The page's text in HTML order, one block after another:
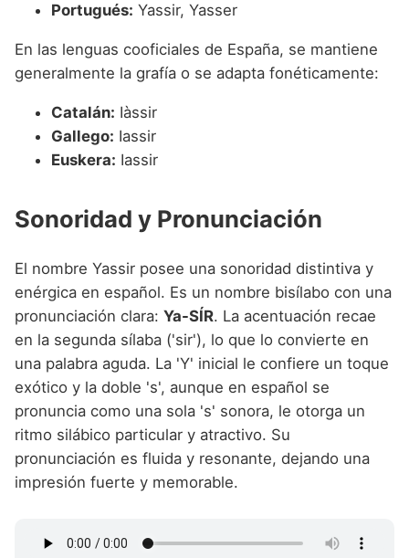
Portugués: Yassir, Yasser
En las lenguas cooficiales de España, se mantiene
generalmente la grafía o se adapta fonéticamente:
Catalán: Iàssir
Gallego: Iassir
Euskera: Iassir
Sonoridad y Pronunciación
El nombre Yassir posee una sonoridad distintiva y
enérgica en español. Es un nombre bisílabo con una
pronunciación clara: Ya-SÍR. La acentuación recae
en la segunda sílaba ('sir'), lo que lo convierte en
una palabra aguda. La 'Y' inicial le confiere un toque
exótico y la doble 's', aunque en español se
pronuncia como una sola 's' sonora, le otorga un
ritmo silábico particular y atractivo. Su
pronunciación es fluida y resonante, dejando una
impresión fuerte y memorable.